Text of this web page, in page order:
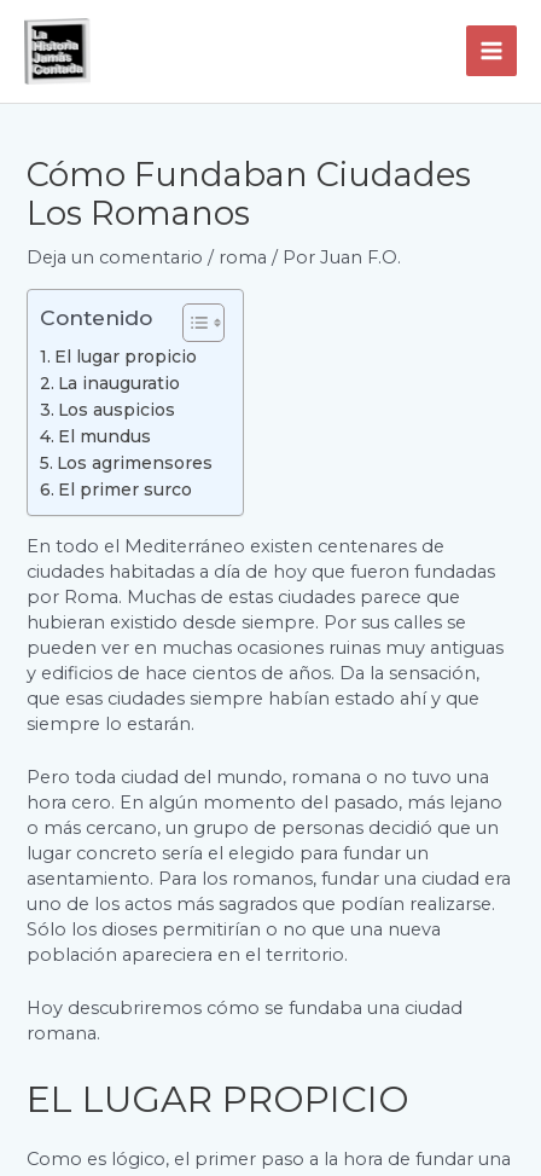
contenido
Cómo Fundaban Ciudades
Los Romanos
Deja un comentario / roma / PorJuan F.O.
Contenido
El lugar propicio
La inauguratio
Los auspicios
El mundus
Los agrimensores
El primer surco
En todo el Mediterráneo existen centenares de
ciudades habitadas a día de hoy que fueron fundadas
por Roma. Muchas de estas ciudades parece que
hubieran existido desde siempre. Por sus calles se
pueden ver en muchas ocasiones ruinas muy antiguas
y edificios de hace cientos de años. Da la sensación,
que esas ciudades siempre habían estado ahí y que
siempre lo estarán.
Pero toda ciudad del mundo, romana o no tuvo una
hora cero. En algún momento del pasado, más lejano
o más cercano, un grupo de personas decidió que un
lugar concreto sería el elegido para fundar un
asentamiento. Para los romanos, fundar una ciudad era
uno de los actos más sagrados que podían realizarse.
Sólo los dioses permitirían o no que una nueva
población apareciera en el territorio.
Hoy descubriremos cómo se fundaba una ciudad
romana.
EL LUGAR PROPICIO
Como es lógico, el primer paso a la hora de fundar una